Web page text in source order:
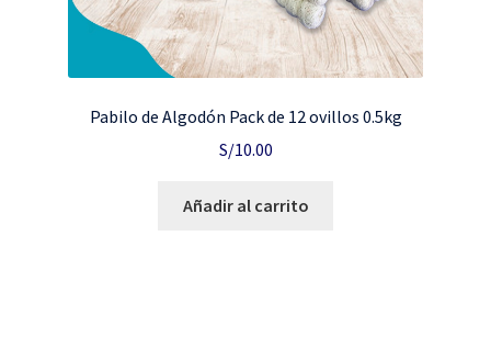
Pabilo de Algodón Pack de 12 ovillos 0.5kg
S/10.00
Añadir al carrito